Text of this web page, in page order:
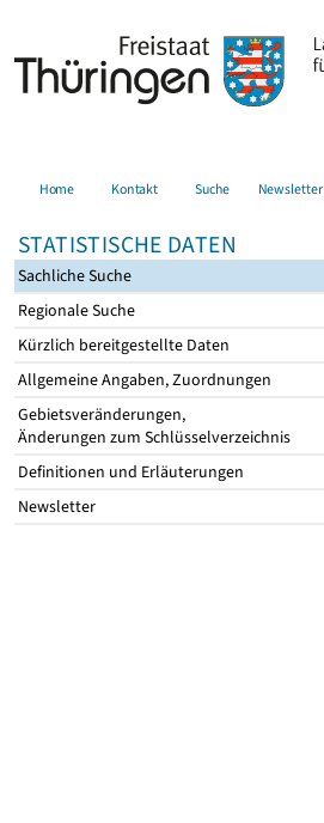
Home Kontakt Suche Newsletter
STATISTISCHE DATEN
Sachliche Suche
Regionale Suche
Kürzlich bereitgestellte Daten
Allgemeine Angaben, Zuordnungen
Gebietsveränderungen,
Änderungen zum Schlüsselverzeichnis
Definitionen und Erläuterungen
Newsletter